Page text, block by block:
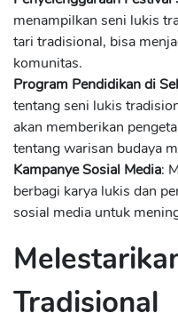
menampilkan seni lukis
tari tradisional, bisa
komunitas.
Program Pendidikan di
tentang seni lukis
akan memberikan
tentang warisan budaya
Kampanye Sosial Media:
berbagi karya lukis dan
sosial media untuk
Tradisional